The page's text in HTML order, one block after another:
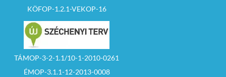
KÖFOP-1.2.1-VEKOP-16
TÁMOP-3-2-1.1/10-1-2010-0261
ÉMOP-3.1.1-12-2013-0008